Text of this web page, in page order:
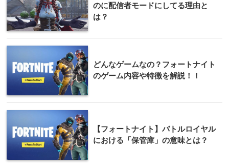
のに配信者モードにしてる理由と
は？
どんなゲームなの？フォートナイト
のゲーム内容や特徴を解説！！
【フォートナイト】バトルロイヤル
における「保管庫」の意味とは？